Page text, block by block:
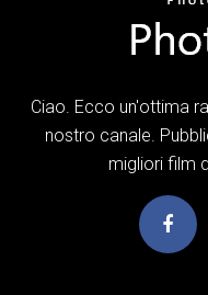
Ciao. Ecco un'ottima
nostro canale.
migliori film